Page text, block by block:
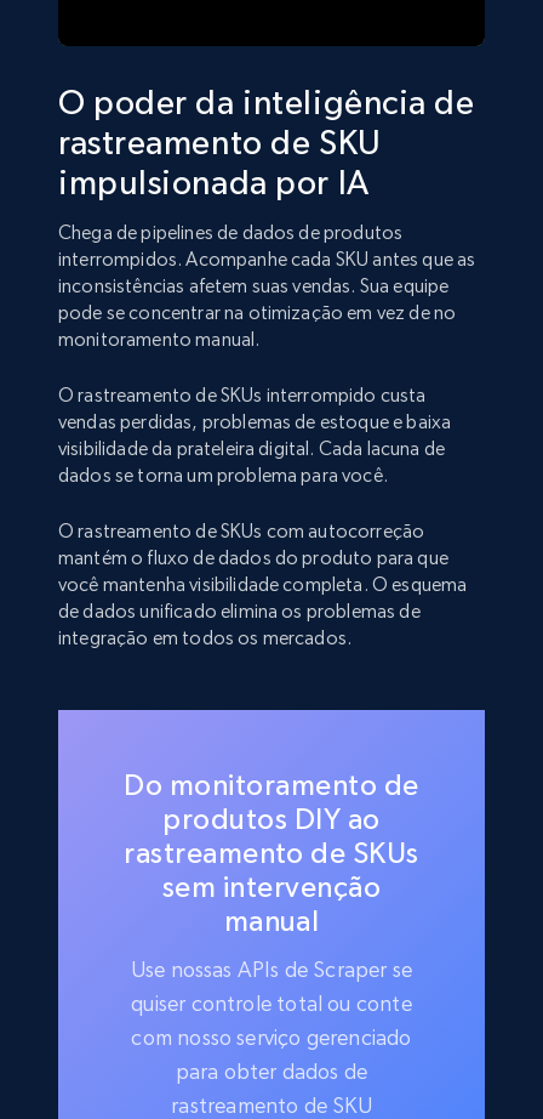
O poder da inteligência de
rastreamento de SKU
impulsionada por IA
Chega de pipelines de dados de produtos
interrompidos. Acompanhe cada SKU antes que as
inconsistências afetem suas vendas. Sua equipe
pode se concentrar na otimização em vez de no
monitoramento manual.
O rastreamento de SKUs interrompido custa
vendas perdidas, problemas de estoque e baixa
visibilidade da prateleira digital. Cada lacuna de
dados se torna um problema para você.
O rastreamento de SKUs com autocorreção
mantém o fluxo de dados do produto para que
você mantenha visibilidade completa. O esquema
de dados unificado elimina os problemas de
integração em todos os mercados.
Do monitoramento de
produtos DIY ao
rastreamento de SKUs
sem intervenção
manual
Use nossas APIs de Scraper se
quiser controle total ou conte
com nosso serviço gerenciado
para obter dados de
rastreamento de SKU